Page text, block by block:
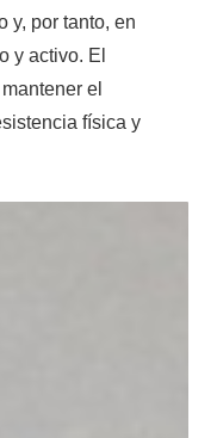
y, por tanto, en
y activo. El
el
física y